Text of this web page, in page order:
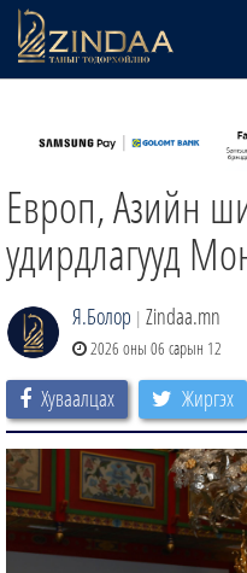
ТВ8
ӨГЛӨӨНИЙ СОНИН
АУДИО ЗОХИОЛ
ЗИНДАА СЭТГҮҮЛ
Европ, Азийн
удирдлагууд
Я.Болор | Zindaa.mn
2026 оны 06 сарын 12
Хуваалцах Жиргэх